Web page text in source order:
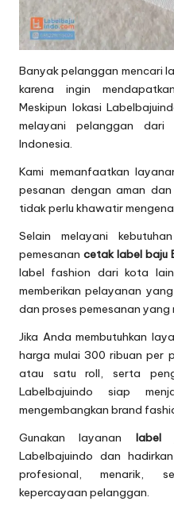
Banyak pelanggan mencari
karena ingin
Meskipun lokasi
melayani pelanggan dari
Indonesia.
Kami memanfaatkan
pesanan dengan aman
tidak perlu khawatir
Selain melayani
pemesanan cetak label baju
label fashion dari kota
memberikan pelayanan
dan proses pemesanan yang
Jika Anda membutuhkan
harga mulai 300 ribuan per
atau satu roll, serta
Labelbajuindo siap
mengembangkan brand
Gunakan layanan label
Labelbajuindo dan
profesional, menarik,
kepercayaan pelanggan.